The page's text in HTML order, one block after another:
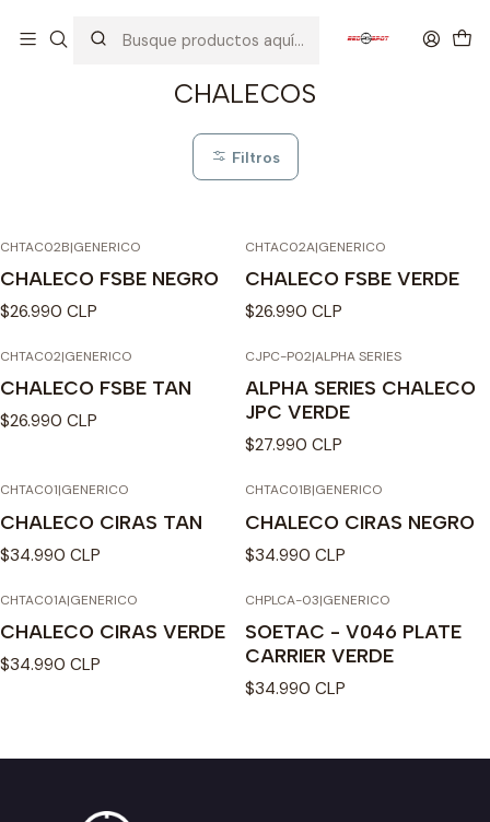
CHALECOS
Filtros
CHTAC02B|GENERICO
CHALECO FSBE NEGRO
$26.990 CLP
CHTAC02A|GENERICO
CHALECO FSBE VERDE
$26.990 CLP
CHTAC02|GENERICO
CHALECO FSBE TAN
$26.990 CLP
CJPC-P02|ALPHA SERIES
ALPHA SERIES CHALECO
JPC VERDE
$27.990 CLP
CHTAC01|GENERICO
CHALECO CIRAS TAN
$34.990 CLP
CHTAC01B|GENERICO
CHALECO CIRAS NEGRO
$34.990 CLP
CHTAC01A|GENERICO
CHALECO CIRAS VERDE
$34.990 CLP
CHPLCA-03|GENERICO
SOETAC - V046 PLATE
CARRIER VERDE
$34.990 CLP